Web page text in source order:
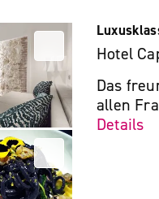
Hotel
Das
allen
Details